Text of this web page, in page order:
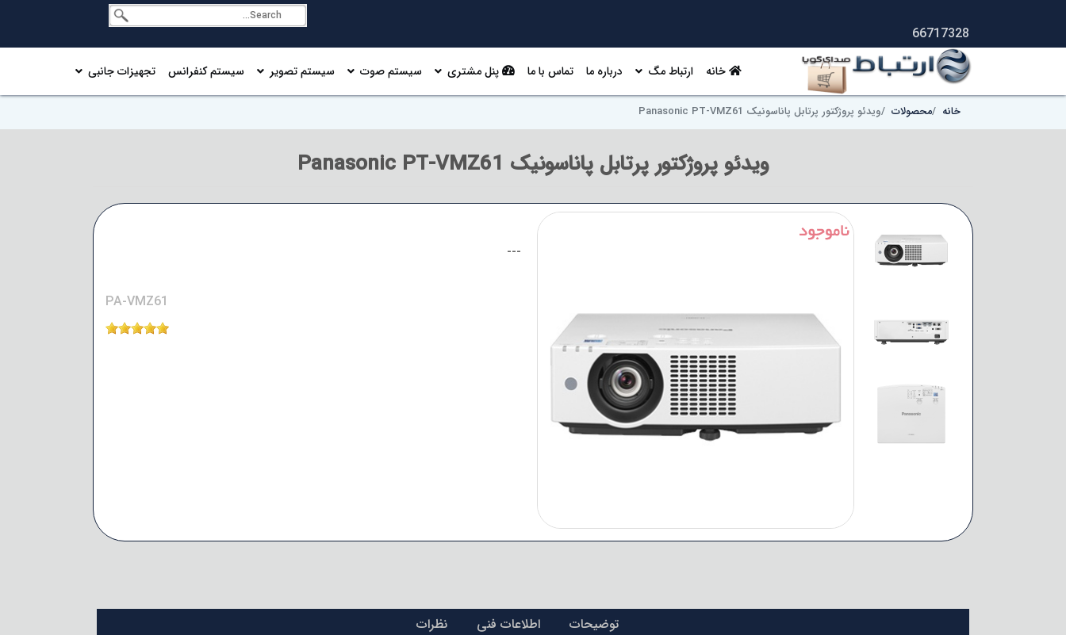
66717328
خانه ارتباط مگ درباره ما تماس با ما پنل مشتری سیستم صوت سیستم تصویر سیستم کنفرانس تجهیزات جانبی
خانه محصولات ویدئو پروژکتور پرتابل پاناسونیک Panasonic PT-VMZ61
ویدئو پروژکتور پرتابل پاناسونیک Panasonic PT-VMZ61
---
PA-VMZ61
توضیحات اطلاعات فنی نظرات